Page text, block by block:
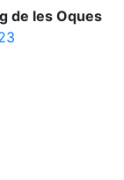
de les Oques